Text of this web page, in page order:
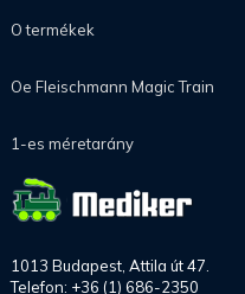
O termékek
Oe Fleischmann Magic Train
1-es méretarány
1013 Budapest, Attila út 47.
Telefon: +36 (1) 686-2350